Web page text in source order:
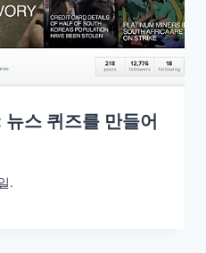
스 퀴즈를 만들어
.